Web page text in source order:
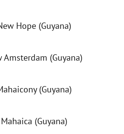
Hope (Guyana)
Amsterdam (Guyana)
(Guyana)
(Guyana)